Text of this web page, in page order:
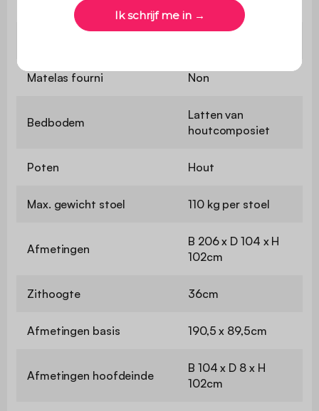
Matelas fourni Non
Bedbodem
Latten van
houtcomposiet
Poten Hout
Max. gewicht stoel 110 kg per stoel
Afmetingen
B 206 x D 104 x H
102cm
Zithoogte 36cm
Afmetingen basis 190,5 x 89,5cm
Afmetingen hoofdeinde
B 104 x D 8 x H
102cm